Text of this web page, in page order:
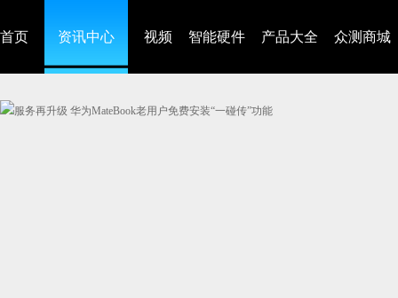
首页 资讯中心 视频 智能硬件 产品大全 众测商城